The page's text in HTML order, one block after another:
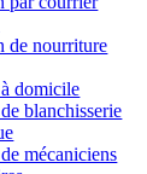
de nourriture
domicile
blanchisserie
mécaniciens